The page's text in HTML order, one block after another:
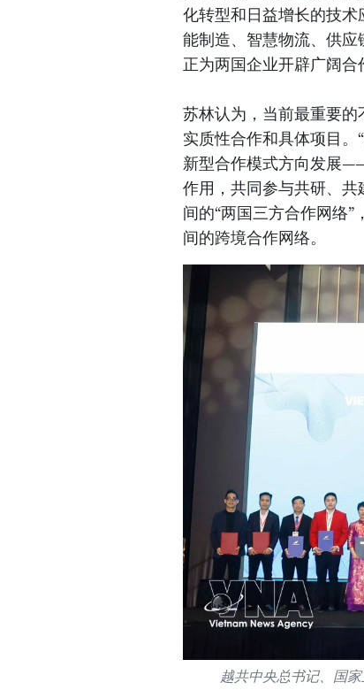
化转型和日益增长的技
能制造、智慧物流、供应
正为两国企业开辟广阔合
苏林认为，当前最重要
实质性合作和具体项目。
新型合作模式方向发展
作用，共同参与共研、共
间的“两国三方合作网络
间的跨境合作网络。
越共中央总书记、国